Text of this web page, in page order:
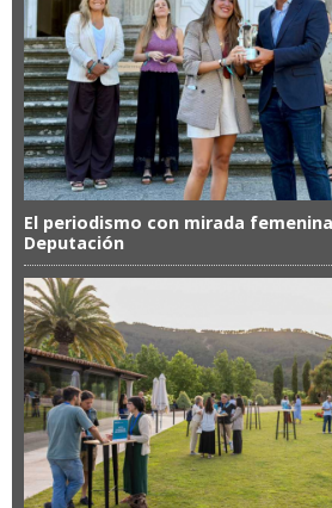
El periodismo con mirada
Deputación